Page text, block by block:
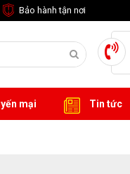
Bảo hành tận nơi
mại Tin tức